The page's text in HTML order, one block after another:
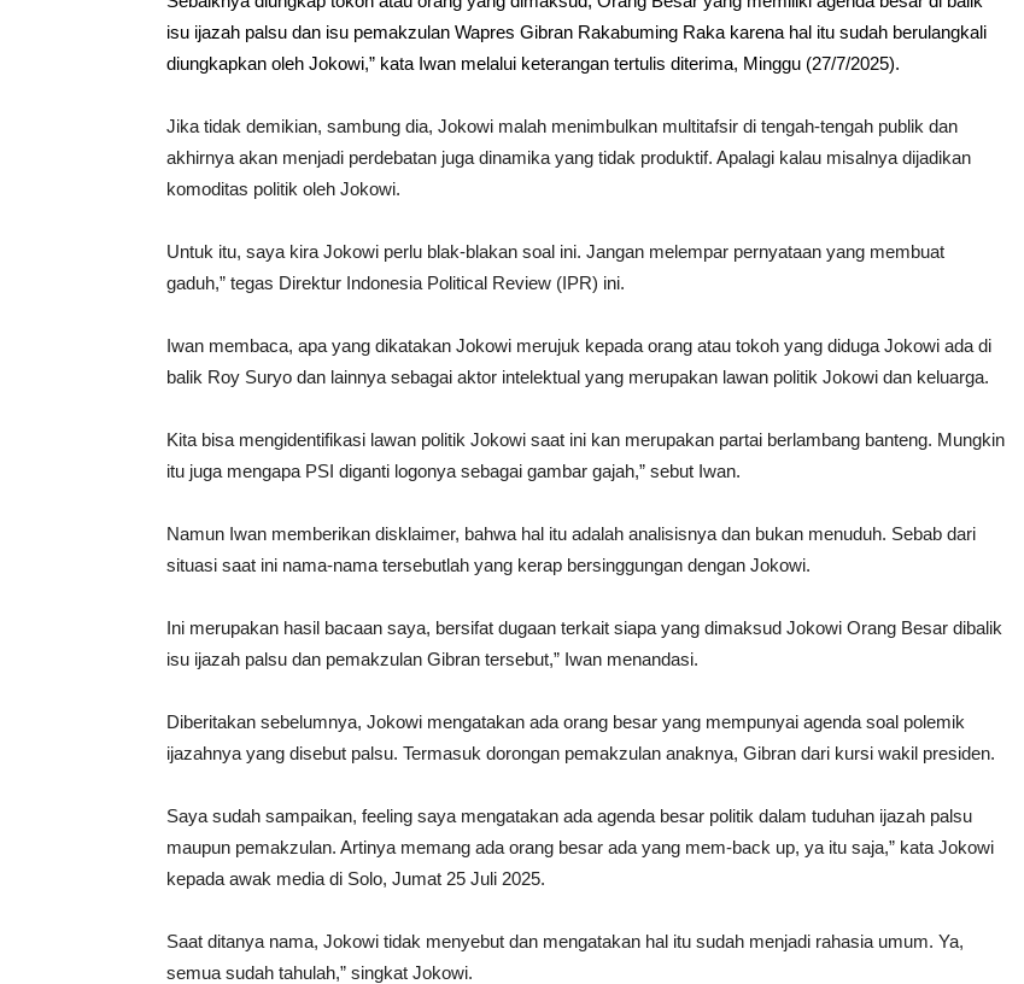
isu ijazah palsu dan isu pemakzulan Wapres Gibran Rakabuming Raka karena hal itu sudah berulangkali
diungkapkan oleh Jokowi,” kata Iwan melalui keterangan tertulis diterima, Minggu (27/7/2025).
Jika tidak demikian, sambung dia, Jokowi malah menimbulkan multitafsir di tengah-tengah publik dan
akhirnya akan menjadi perdebatan juga dinamika yang tidak produktif. Apalagi kalau misalnya dijadikan
komoditas politik oleh Jokowi.
Untuk itu, saya kira Jokowi perlu blak-blakan soal ini. Jangan melempar pernyataan yang membuat
gaduh,” tegas Direktur Indonesia Political Review (IPR) ini.
Iwan membaca, apa yang dikatakan Jokowi merujuk kepada orang atau tokoh yang diduga Jokowi ada di
balik Roy Suryo dan lainnya sebagai aktor intelektual yang merupakan lawan politik Jokowi dan keluarga.
Kita bisa mengidentifikasi lawan politik Jokowi saat ini kan merupakan partai berlambang banteng. Mungkin
itu juga mengapa PSI diganti logonya sebagai gambar gajah,” sebut Iwan.
Namun Iwan memberikan disklaimer, bahwa hal itu adalah analisisnya dan bukan menuduh. Sebab dari
situasi saat ini nama-nama tersebutlah yang kerap bersinggungan dengan Jokowi.
Ini merupakan hasil bacaan saya, bersifat dugaan terkait siapa yang dimaksud Jokowi Orang Besar dibalik
isu ijazah palsu dan pemakzulan Gibran tersebut,” Iwan menandasi.
Diberitakan sebelumnya, Jokowi mengatakan ada orang besar yang mempunyai agenda soal polemik
ijazahnya yang disebut palsu. Termasuk dorongan pemakzulan anaknya, Gibran dari kursi wakil presiden.
Saya sudah sampaikan, feeling saya mengatakan ada agenda besar politik dalam tuduhan ijazah palsu
maupun pemakzulan. Artinya memang ada orang besar ada yang mem-back up, ya itu saja,” kata Jokowi
kepada awak media di Solo, Jumat 25 Juli 2025.
Saat ditanya nama, Jokowi tidak menyebut dan mengatakan hal itu sudah menjadi rahasia umum. Ya,
semua sudah tahulah,” singkat Jokowi.